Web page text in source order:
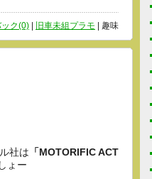
ック(0) 旧車未組プラモ | 趣味
社は 「MOTORIFIC ACT
ょー